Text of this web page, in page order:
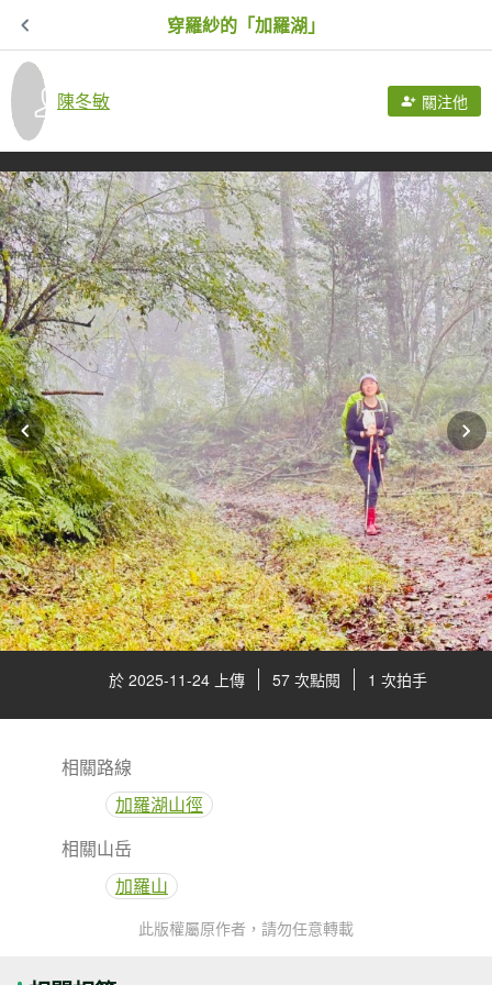
穿羅紗的「加羅湖」
陳冬敏 關注他
於 2025-11-24 上傳 57 次點閱 1 次拍手
相關路線
加羅湖山徑
相關山岳
加羅山
此版權屬原作者，請勿任意轉載